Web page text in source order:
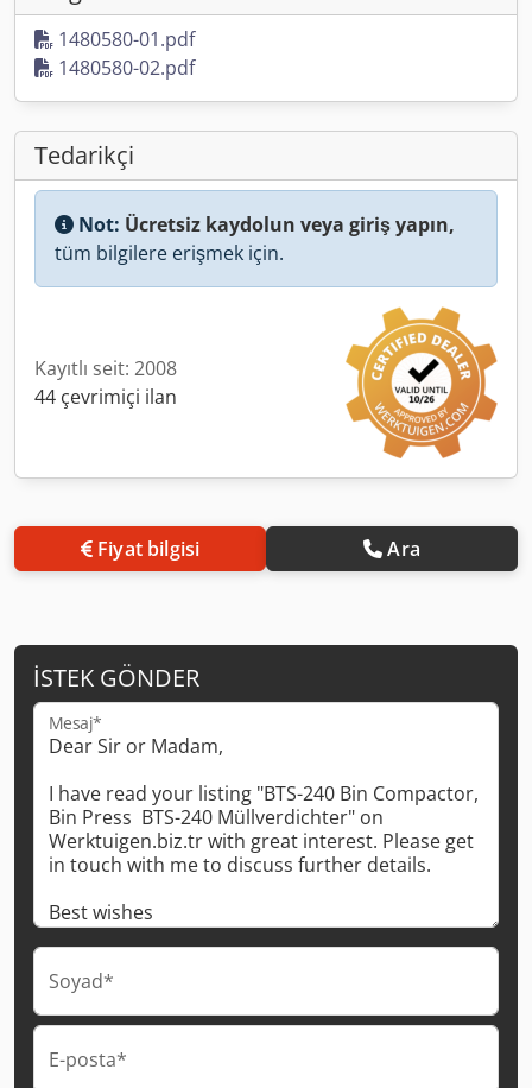
1480580-01.pdf
1480580-02.pdf
Tedarikçi
Not: Ücretsiz kaydolun veya giriş yapın,
tüm bilgilere erişmek için.
Kayıtlı seit: 2008
44 çevrimiçi ilan
Fiyat bilgisi Ara
İSTEK GÖNDER
Mesaj*
Soyad*
E-posta*